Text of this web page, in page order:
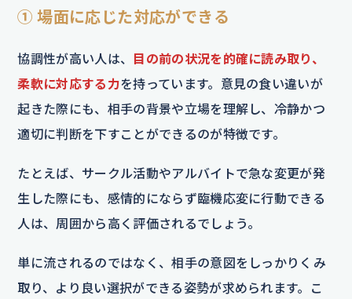
① 場面に応じた対応ができる
協調性が高い人は、 目の前の状況を的確に読み取り、
柔軟に対応する力を持っています。意見の食い違いが
起きた際にも、相手の背景や立場を理解し、冷静かつ
適切に判断を下すことができるのが特徴です。
たとえば、サークル活動やアルバイトで急な変更が発
生した際にも、感情的にならず臨機応変に行動できる
人は、周囲から高く評価されるでしょう。
単に流されるのではなく、相手の意図をしっかりくみ
取り、より良い選択ができる姿勢が求められます。こ